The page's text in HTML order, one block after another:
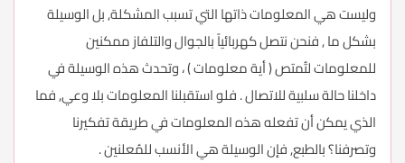
وليست هي المعلومات ذاتها التي تسبب المشكلة, بل الوسيلة
بشكل ما , فنحن نتصل كهربائياً بالجوال والتلفاز ممكنين
للمعلومات لتُمتص ( أية معلومات ) ، وتحدث هذه الوسيلة في
داخلنا حالة سلبية للاتصال . فلو استقبلنا المعلومات بلا وعي, فما
الذي يمكن أن تفعله هذه المعلومات في طريقة تفكيرنا
وتصرفنا؟ بالطبع, فإن الوسيلة هي الأنسب للمُعلنين .